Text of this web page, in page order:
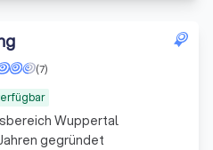
(7)
Wuppertal
gegründet